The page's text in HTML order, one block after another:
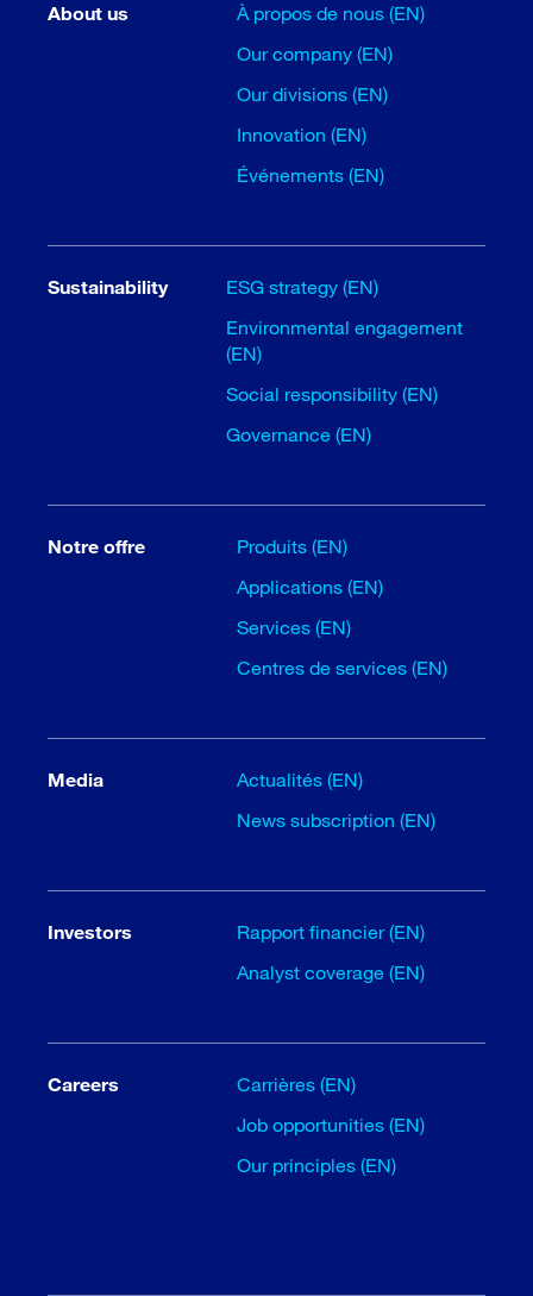
About us
À propos de nous (EN)
Our company (EN)
Our divisions (EN)
Innovation (EN)
Événements (EN)
Sustainability
ESG strategy (EN)
Environmental engagement
(EN)
Social responsibility (EN)
Governance (EN)
Notre offre
Produits (EN)
Applications (EN)
Services (EN)
Centres de services (EN)
Media
Actualités (EN)
News subscription (EN)
Investors
Rapport financier (EN)
Analyst coverage (EN)
Careers
Carrières (EN)
Job opportunities (EN)
Our principles (EN)